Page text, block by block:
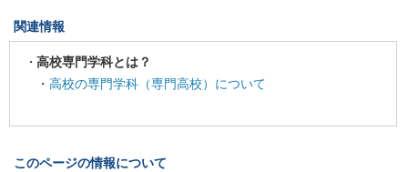
関連情報
高校専門学科とは？
・ 高校の専門学科（専門高校）について
このページの情報について